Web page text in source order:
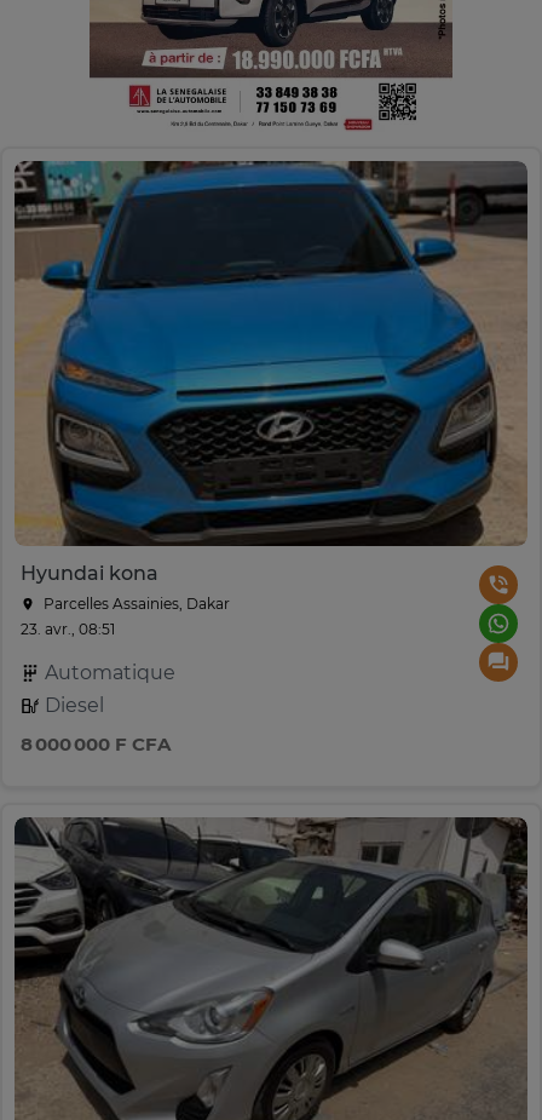
Hyundai kona
Parcelles Assainies, Dakar
23. avr., 08:51
Automatique
Diesel
8 000 000 F CFA